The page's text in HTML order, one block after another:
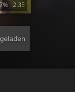
2:35